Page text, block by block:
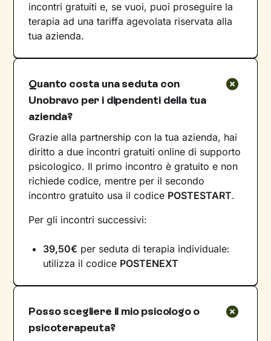
incontri gratuiti e, se vuoi, puoi proseguire la
terapia ad una tariffa agevolata riservata alla
tua azienda.
Quanto costa una seduta con
Unobravo per i dipendenti della tua
azienda?
Grazie alla partnership con la tua azienda, hai
diritto a due incontri gratuiti online di supporto
psicologico. Il primo incontro è gratuito e non
richiede codice, mentre per il secondo
incontro gratuito usa il codice POSTESTART.
Per gli incontri successivi:
39,50€ per seduta di terapia individuale:
utilizza il codice POSTENEXT
Posso scegliere il mio psicologo o
psicoterapeuta?